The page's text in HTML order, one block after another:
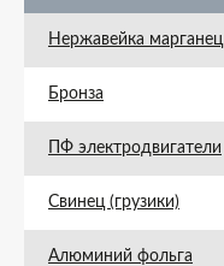
Нержавейка марганец
Бронза
ПФ электродвигатели
Свинец (грузики)
Алюминий фольга